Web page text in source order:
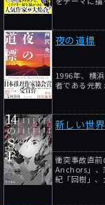
夜の道標
1996年、横
者である元教
新しい世
衝突事故直
Anchors」、
紀「回樹」